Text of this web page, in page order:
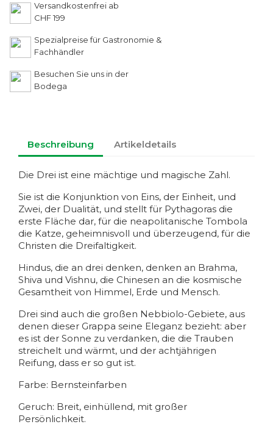
Versandkostenfrei ab
CHF 199
Spezialpreise für Gastronomie &
Fachhändler
Besuchen Sie uns in der
Bodega
Beschreibung Artikeldetails
Die Drei ist eine mächtige und magische Zahl.
Sie ist die Konjunktion von Eins, der Einheit, und
Zwei, der Dualität, und stellt für Pythagoras die
erste Fläche dar, für die neapolitanische Tombola
die Katze, geheimnisvoll und überzeugend, für die
Christen die Dreifaltigkeit.
Hindus, die an drei denken, denken an Brahma,
Shiva und Vishnu, die Chinesen an die kosmische
Gesamtheit von Himmel, Erde und Mensch.
Drei sind auch die großen Nebbiolo-Gebiete, aus
denen dieser Grappa seine Eleganz bezieht: aber
es ist der Sonne zu verdanken, die die Trauben
streichelt und wärmt, und der achtjährigen
Reifung, dass er so gut ist.
Farbe: Bernsteinfarben
Geruch: Breit, einhüllend, mit großer
Persönlichkeit.